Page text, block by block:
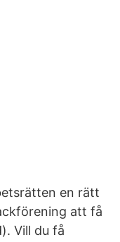
en rätt
att få
Vill du få